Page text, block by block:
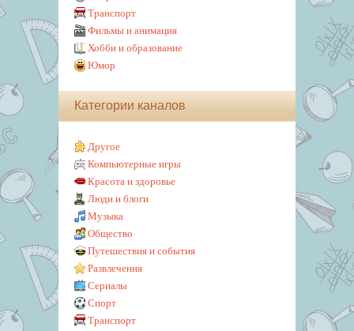
Транспорт
Фильмы и анимация
Хобби и образование
Юмор
Категории каналов
Другое
Компьютерные игры
Красота и здоровье
Люди и блоги
Музыка
Общество
Путешествия и события
Развлечения
Сериалы
Спорт
Транспорт